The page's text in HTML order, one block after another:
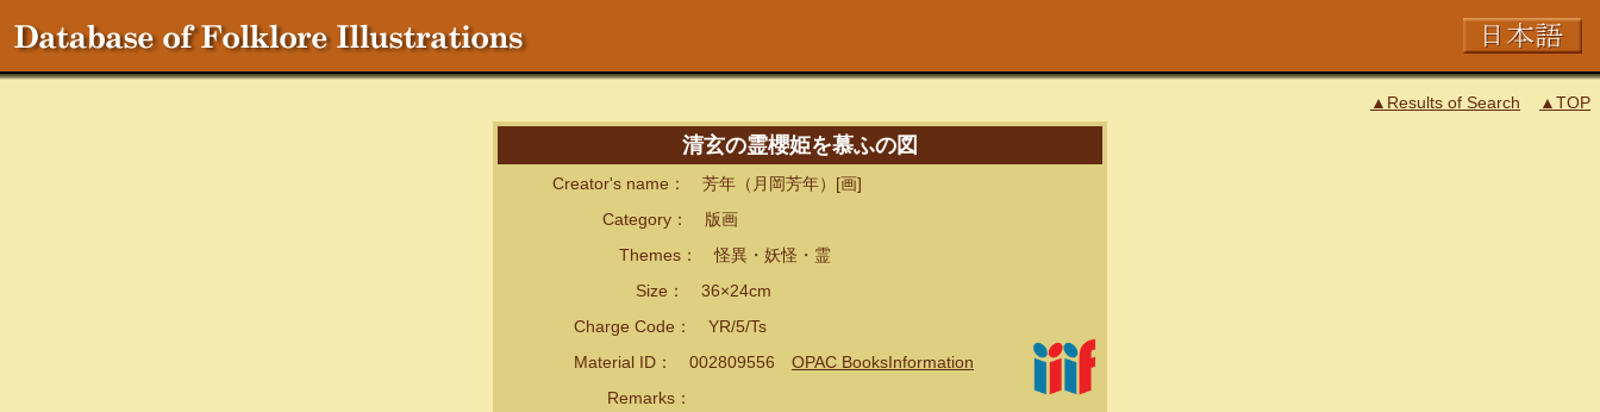
▲Results of Search ▲TOP
清玄の霊櫻姫を慕ふの図
Creator's name： 芳年（月岡芳年）[画]
Category： 版画
Themes： 怪異・妖怪・霊
Size： 36×24cm
Charge Code： YR/5/Ts
Material ID： 002809556 OPAC BooksInformation
Remarks：